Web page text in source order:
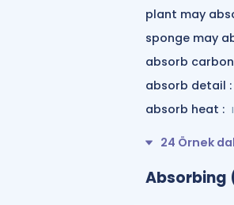
plant may
sponge may
absorb
absorb detail :
absorb heat :
24 Örnek
Absorbing